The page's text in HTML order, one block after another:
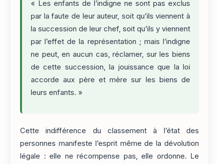
« Les enfants de l’indigne ne sont pas exclus
par la faute de leur auteur, soit qu’ils viennent à
la succession de leur chef, soit qu’ils y viennent
par l’effet de la représentation ; mais l’indigne
ne peut, en aucun cas, réclamer, sur les biens
de cette succession, la jouissance que la loi
accorde aux père et mère sur les biens de
leurs enfants. »
Cette indifférence du classement à l’état des
personnes manifeste l’esprit même de la dévolution
légale : elle ne récompense pas, elle ordonne. Le